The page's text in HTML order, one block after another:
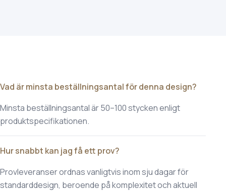
Vad är minsta beställningsantal för denna design?
Minsta beställningsantal är 50–100 stycken enligt
produktspecifikationen.
Hur snabbt kan jag få ett prov?
Provleveranser ordnas vanligtvis inom sju dagar för
standarddesign, beroende på komplexitet och aktuell